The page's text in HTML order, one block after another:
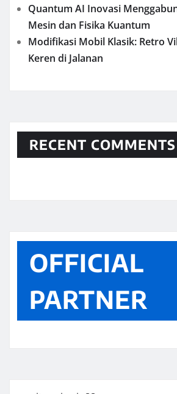
Quantum AI Inovasi
Mesin dan Fisika Kuantum
Modifikasi Mobil Klasik: Retro
Keren di Jalanan
RECENT COMMENTS
OFFICIAL
PARTNER